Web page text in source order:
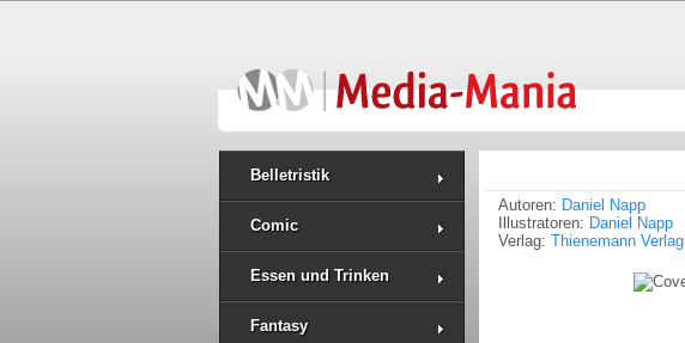
Belletristik
Comic
Essen und Trinken
Fantasy
Autoren: Daniel Napp
Illustratoren: Daniel Napp
Verlag: Thienemann Verlag